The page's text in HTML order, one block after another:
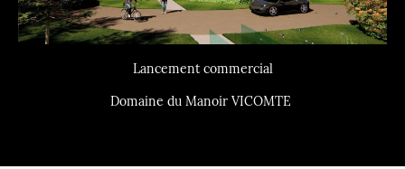
Lancement commercial
Domaine du Manoir VICOMTE